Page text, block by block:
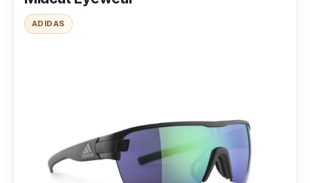
รีวิวจากผู้ใช้จริง:
ADIDAS